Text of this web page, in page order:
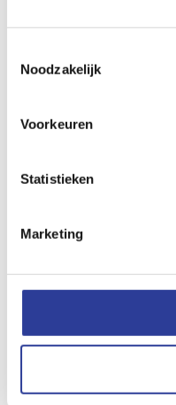
Noodzakelijk
Voorkeuren
Statistieken
Marketing